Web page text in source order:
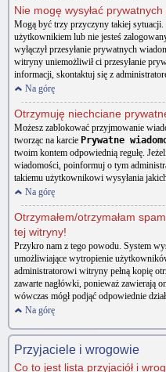
Nie mogę wysyłać
Mogą być trzy przyczyny takiej sytuacji.
użytkownikiem lub nie jesteś
wyłączył przesyłanie prywatnych
witryny uniemożliwił ci przesyłanie
informacji, skontaktuj się z
Na górę
Otrzymuję niechciane
Możesz zablokować przyjmowanie
tworząc na karcie Prywatne
twoim kontem odpowiednią regułę.
wiadomości, poinformuj o tym
takiemu użytkownikowi wysyłania
Na górę
Otrzymałem/otrzymałam
tej witryny!
Przykro nam z tego powodu. System
umożliwiające wytropienie
administratorowi witryny pełną kopię
zawarte nagłówki, ponieważ zawierają
wówczas mógł podjąć odpowiednie
Na górę
Przyjaciele i wrogowie
Co to jest lista przyjaciół i